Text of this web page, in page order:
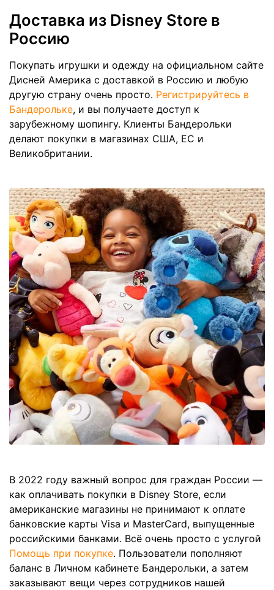
Доставка из Disney Store в
Россию
Покупать игрушки и одежду на официальном сайте
Дисней Америка с доставкой в Россию и любую
другую страну очень просто. Регистрируйтесь в
Бандерольке, и вы получаете доступ к
зарубежному шопингу. Клиенты Бандерольки
делают покупки в магазинах США, ЕС и
Великобритании.
В 2022 году важный вопрос для граждан России —
как оплачивать покупки в Disney Store, если
американские магазины не принимают к оплате
банковские карты Visa и MasterCard, выпущенные
российскими банками. Всё очень просто с услугой
Помощь при покупке. Пользователи пополняют
баланс в Личном кабинете Бандерольки, а затем
заказывают вещи через сотрудников нашей